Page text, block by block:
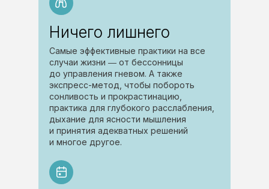
Ничего лишнего
Самые эффективные практики на все
случаи жизни ― от бессонницы
до управления гневом. А также
экспресс-метод, чтобы побороть
сонливость и прокрастинацию,
практика для глубокого расслабления,
дыхание для ясности мышления
и принятия адекватных решений
и многое другое.